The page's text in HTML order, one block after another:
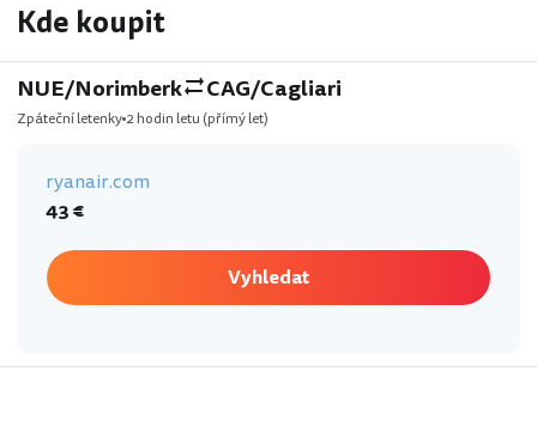
Kde koupit
NUE/Norimberk CAG/Cagliari
Zpáteční letenky 2 hodin letu (přímý let)
ryanair.com
43 €
Vyhledat